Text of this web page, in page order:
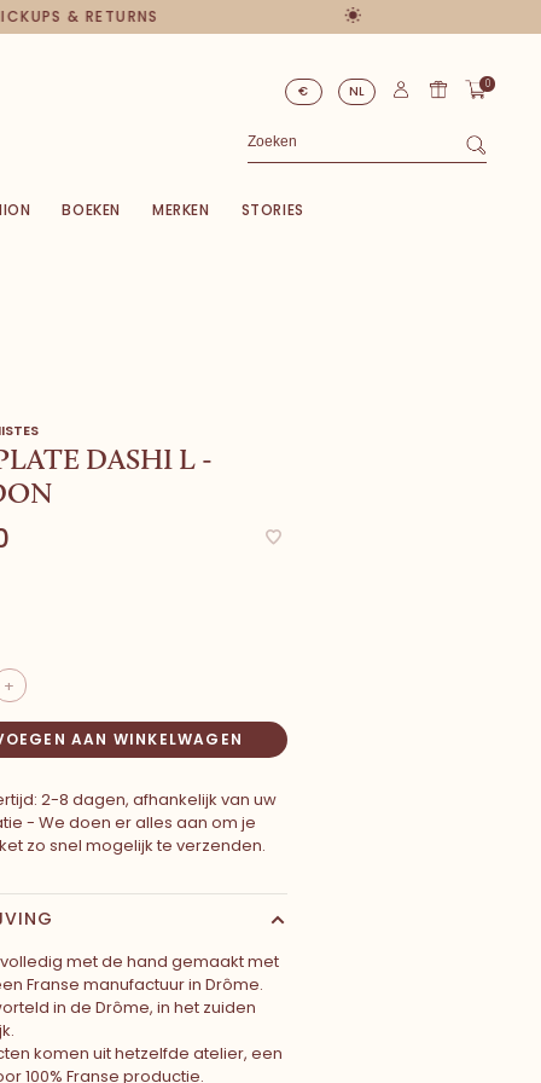
& RETURNS
€ NL 0
BOEKEN MERKEN STORIES
DASHI L -
+
AAN WINKELWAGEN
2-8 dagen, afhankelijk van uw
- We doen er alles aan om je
zo snel mogelijk te verzenden.
met de hand gemaakt met
Franse manufactuur in Drôme.
in de Drôme, in het zuiden
komen uit hetzelfde atelier, een
100% Franse productie.